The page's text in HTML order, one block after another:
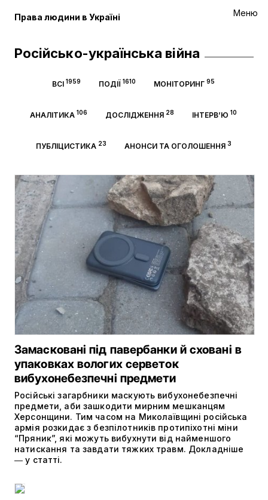
Меню
Права людини в Україні
Російсько-українська війна
ВСІ 1959 ПОДІЇ 1610 МОНІТОРИНГ 95
АНАЛІТИКА 106 ДОСЛІДЖЕННЯ 28 ІНТЕРВ’Ю 10
ПУБЛІЦИСТИКА 23 АНОНСИ ТА ОГОЛОШЕННЯ3
Замасковані під павербанки й сховані в
упаковках вологих серветок
вибухонебезпечні предмети
Російські загарбники маскують вибухонебезпечні
предмети, аби зашкодити мирним мешканцям
Херсонщини. Тим часом на Миколаївщині російська
армія розкидає з безпілотників протипіхотні міни
“Пряник”, які можуть вибухнути від найменшого
натискання та завдати тяжких травм. Докладніше
― у статті.